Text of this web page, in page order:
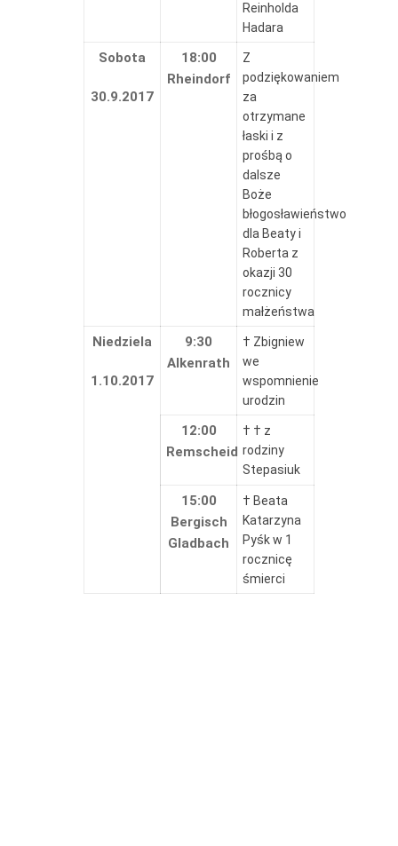
Reinholda
Hadara
Sobota
30.9.2017
18:00
Rheindorf
Z
podziękowaniem
za
otrzymane
łaski i z
prośbą o
dalsze
Boże
błogosławieństwo
dla Beaty i
Roberta z
okazji 30
rocznicy
małżeństwa
Niedziela
1.10.2017
9:30
Alkenrath
† Zbigniew
we
wspomnienie
urodzin
12:00
Remscheid
† † z
rodziny
Stepasiuk
15:00
Bergisch
Gladbach
† Beata
Katarzyna
Pyśk w 1
rocznicę
śmierci